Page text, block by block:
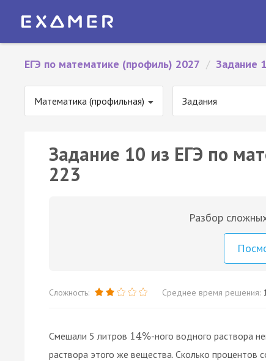
ЕГЭ по математике (профиль) 2027 / Задание
Математика (профильная) Задания
Задание 10 из ЕГЭ по
223
Разбор
Сложность: Среднее время решения:
Смешали 5 литров 14%-ного водного раствора
раствора этого же вещества. Сколько процентов